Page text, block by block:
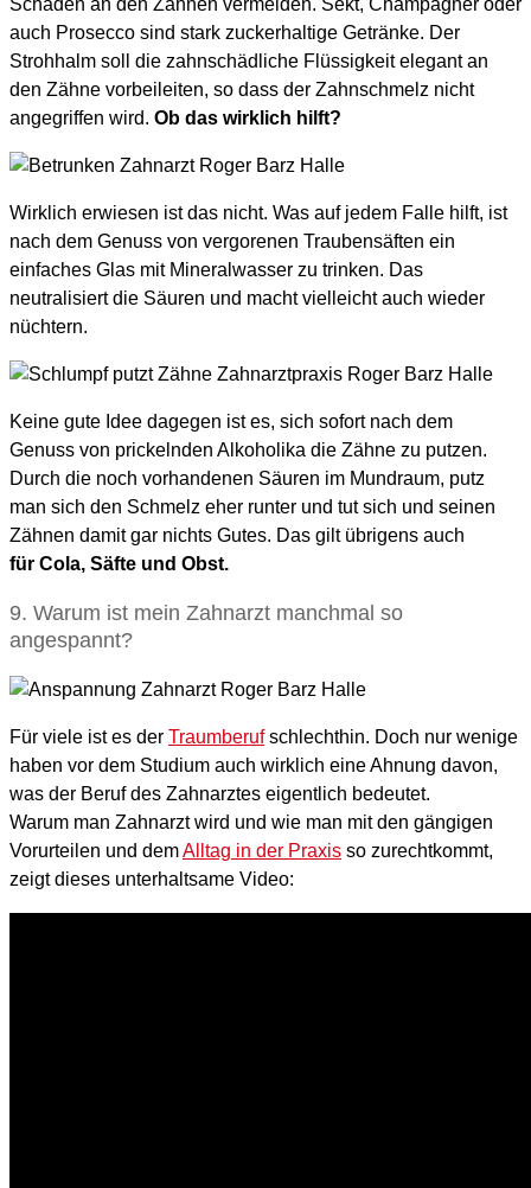
Schäden an den Zähnen vermeiden. Sekt, Champagner oder
auch Prosecco sind stark zuckerhaltige Getränke. Der
Strohhalm soll die zahnschädliche Flüssigkeit elegant an
den Zähne vorbeileiten, so dass der Zahnschmelz nicht
angegriffen wird. Ob das wirklich hilft?
Wirklich erwiesen ist das nicht. Was auf jedem Falle hilft, ist
nach dem Genuss von vergorenen Traubensäften ein
einfaches Glas mit Mineralwasser zu trinken. Das
neutralisiert die Säuren und macht vielleicht auch wieder
nüchtern.
Keine gute Idee dagegen ist es, sich sofort nach dem
Genuss von prickelnden Alkoholika die Zähne zu putzen.
Durch die noch vorhandenen Säuren im Mundraum, putz
man sich den Schmelz eher runter und tut sich und seinen
Zähnen damit gar nichts Gutes. Das gilt übrigens auch
für Cola, Säfte und Obst.
9. Warum ist mein Zahnarzt manchmal so
angespannt?
Für viele ist es der Traumberufschlechthin. Doch nur wenige
haben vor dem Studium auch wirklich eine Ahnung davon,
was der Beruf des Zahnarztes eigentlich bedeutet.
Warum man Zahnarzt wird und wie man mit den gängigen
Vorurteilen und demAlltag in der Praxis so zurechtkommt,
zeigt dieses unterhaltsame Video: